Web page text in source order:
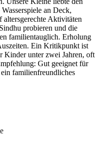
an Deck,
Aktivitäten
probieren und die
familientauglich. Erholung
Ein Kritikpunkt ist
Kinder unter zwei Jahren, oft
Gut geeignet für
familienfreundliches